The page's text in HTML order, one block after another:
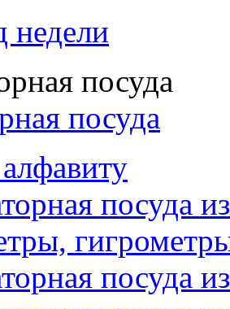
недели
посуда
посуда
посуда